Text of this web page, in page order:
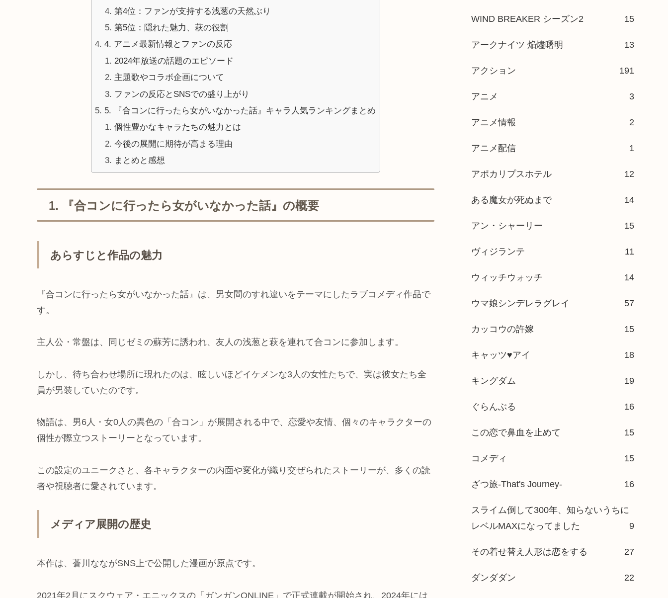
第4位：ファンが支持する浅葱の天然ぶり
第5位：隠れた魅力、萩の役割
4. アニメ最新情報とファンの反応
2024年放送の話題のエピソード
主題歌やコラボ企画について
ファンの反応とSNSでの盛り上がり
5. 『合コンに行ったら女がいなかった話』キャラ人気ランキングまとめ
個性豊かなキャラたちの魅力とは
今後の展開に期待が高まる理由
まとめと感想
1. 『合コンに行ったら女がいなかった話』の概要
あらすじと作品の魅力
『合コンに行ったら女がいなかった話』は、男女間のすれ違いをテーマにしたラブコメディ作品で
す。
主人公・常盤は、同じゼミの蘇芳に誘われ、友人の浅葱と萩を連れて合コンに参加します。
しかし、待ち合わせ場所に現れたのは、眩しいほどイケメンな3人の女性たちで、実は彼女たち全
員が男装していたのです。
物語は、男6人・女0人の異色の「合コン」が展開される中で、恋愛や友情、個々のキャラクターの
個性が際立つストーリーとなっています。
この設定のユニークさと、各キャラクターの内面や変化が織り交ぜられたストーリーが、多くの読
者や視聴者に愛されています。
メディア展開の歴史
本作は、蒼川なながSNS上で公開した漫画が原点です。
2021年2月にスクウェア・エニックスの「ガンガンONLINE」で正式連載が開始され、2024年には
WIND BREAKER シーズン2 15
アークナイツ 焔燼曙明 13
アクション 191
アニメ 3
アニメ情報 2
アニメ配信 1
アポカリプスホテル 12
ある魔女が死ぬまで 14
アン・シャーリー 15
ヴィジランテ 11
ウィッチウォッチ 14
ウマ娘シンデレラグレイ 57
カッコウの許嫁 15
キャッツ♥アイ 18
キングダム 19
ぐらんぶる 16
この恋で鼻血を止めて 15
コメディ 15
ざつ旅-That's Journey- 16
スライム倒して300年、知らないうちに
レベルMAXになってました
9
その着せ替え人形は恋をする 27
ダンダダン 22